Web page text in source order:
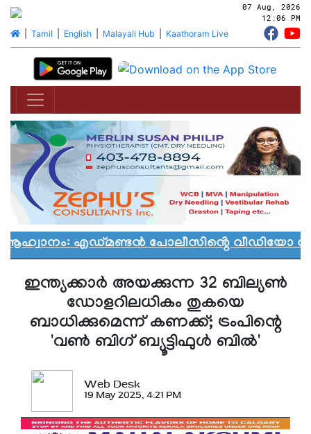
07 Aug, 2026
12:06 PM
| Tamil English| Malayali Hub Kaathoram Live
എഡ്മണ്ടൻ പോലീസിൻ്റെ വീഡിയോ
ഇന്ത്യക്കാര്‍ അയക്കുന്ന 32 ബില്യൺ
ഡോളറിലധികം തുകയെ
ബാധിക്കുമെന്ന് കണക്ക്; ട്രംപിന്റെ
'വൺ ബിഗ് ബ്യൂട്ടിഫുൾ ബിൽ'
Web Desk
19 May 2025, 4:21 PM